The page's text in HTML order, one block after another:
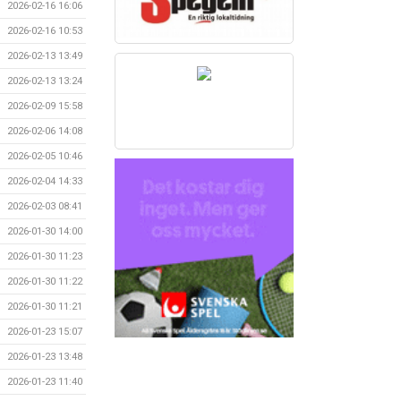
2026-02-16 16:06
2026-02-16 10:53
2026-02-13 13:49
2026-02-13 13:24
2026-02-09 15:58
2026-02-06 14:08
2026-02-05 10:46
2026-02-04 14:33
2026-02-03 08:41
2026-01-30 14:00
2026-01-30 11:23
2026-01-30 11:22
2026-01-30 11:21
2026-01-23 15:07
2026-01-23 13:48
2026-01-23 11:40